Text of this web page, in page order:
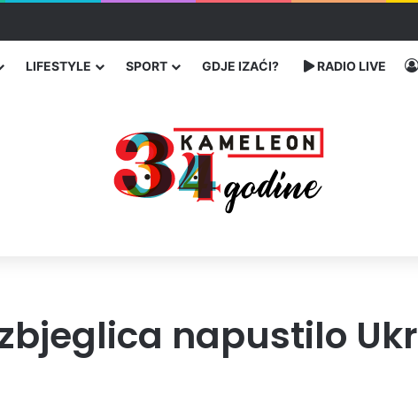
noć proveli u jami u znak protesta
LIFESTYLE SPORT GDJE IZAĆI? RADIO LIVE
napustilo